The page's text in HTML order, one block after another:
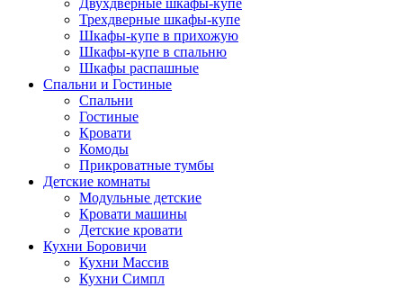
Двухдверные шкафы-купе
Трехдверные шкафы-купе
Шкафы-купе в прихожую
Шкафы-купе в спальню
Шкафы распашные
Спальни и Гостиные
Спальни
Гостиные
Кровати
Комоды
Прикроватные тумбы
Детские комнаты
Модульные детские
Кровати машины
Детские кровати
Кухни Боровичи
Кухни Массив
Кухни Симпл